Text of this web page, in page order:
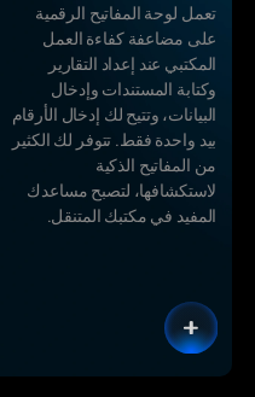
تعمل لوحة المفاتيح الرقمية
على مضاعفة كفاءة العمل
المكتبي عند إعداد التقارير
وكتابة المستندات وإدخال
البيانات، وتتيح لك إدخال الأرقام
بيد واحدة فقط. تتوفر لك الكثير
من المفاتيح الذكية
لاستكشافها، لتصبح مساعدك
المفيد في مكتبك المتنقل.